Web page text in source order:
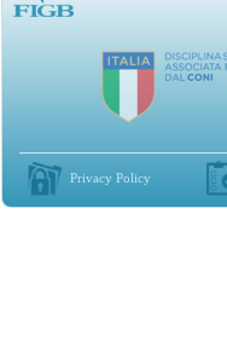
Privacy Policy